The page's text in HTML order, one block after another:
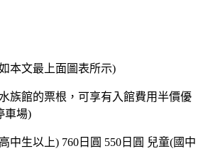
本文最上面圖表所示)
族館的票根，可享有入館費用半價優
車場)
中生以上) 760日圓 550日圓 兒童(國中